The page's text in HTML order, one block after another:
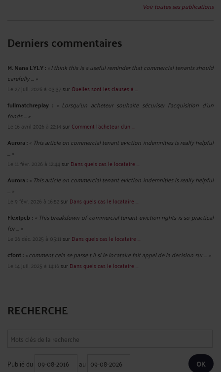
Voir toutes ses publications
Derniers commentaires
M. Nana LYLY :« I think this is a useful reminder that commercial tenants should
carefully ... »
Le 27 juil. 2026 à 03:37sur Quelles sont les clauses à ...
fullmatchreplay : « Lorsqu’un acheteur souhaite sécuriser l’acquisition d’un
fonds ... »
Le 16 avril 2026 à 22:14 sur Comment l’acheteur d’un ...
Aurora :« This article on commercial tenant eviction indemnities is really helpful
... »
Le 11 févr. 2026 à 12:44 sur Dans quels cas le locataire ...
Aurora :« This article on commercial tenant eviction indemnities is really helpful
... »
Le 9 févr. 2026 à 16:52sur Dans quels cas le locataire ...
Flexipcb : « This breakdown of commercial tenant eviction rights is so practical
for ... »
Le 26 déc. 2025 à 05:11 sur Dans quels cas le locataire ...
cfont :« comment cela se passe t il si le locataire fait appel de la decision sur ... »
Le 14 juil. 2025 à 14:16 sur Dans quels cas le locataire ...
RECHERCHE
Publié du au